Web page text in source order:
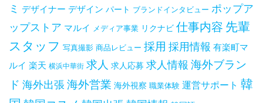
てい
ミ
デザイナー デザイン パート ブランドインタビュー ポップア
ップストア マルイ メディア事業 リクナビ 仕事内容 先輩
スタッフ 写真撮影 商品レビュー 採用 採用情報 有楽町マ
ルイ 楽天 横浜中華街 求人 求人応募 求人情報 海外ブラン
ド 海外出張 海外営業 海外視察 職業体験 運営サポート 韓